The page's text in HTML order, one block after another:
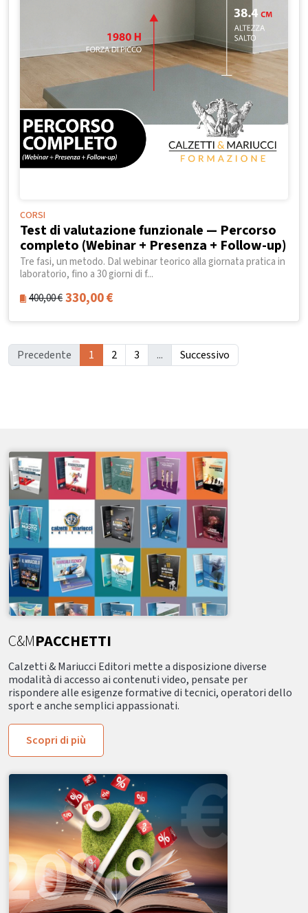
CORSI
Test di valutazione funzionale — Percorso
completo (Webinar + Presenza + Follow-up)
Tre fasi, un metodo. Dal webinar teorico alla giornata pratica in
laboratorio, fino a 30 giorni di f...
400,00€330,00€
Precedente 1 2 3 ... Successivo
C&MPACCHETTI
Calzetti & Mariucci Editori mette a disposizione diverse
modalità di accesso ai contenuti video, pensate per
rispondere alle esigenze formative di tecnici, operatori dello
sport e anche semplici appassionati.
Scopri di più